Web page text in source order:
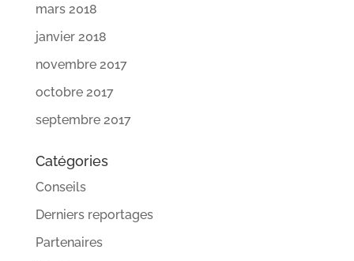
mars 2018
janvier 2018
novembre 2017
octobre 2017
septembre 2017
Catégories
Conseils
Derniers reportages
Partenaires